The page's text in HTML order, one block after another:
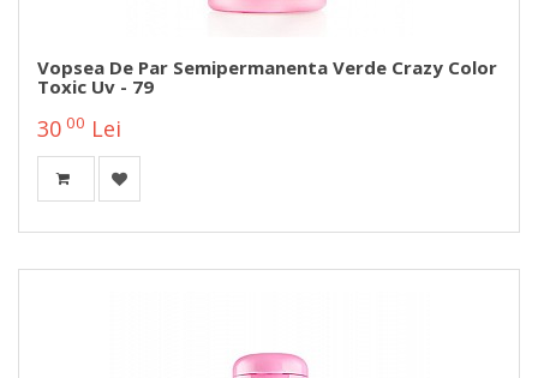
Vopsea De Par Semipermanenta Verde Crazy Color
Toxic Uv - 79
30 00 Lei